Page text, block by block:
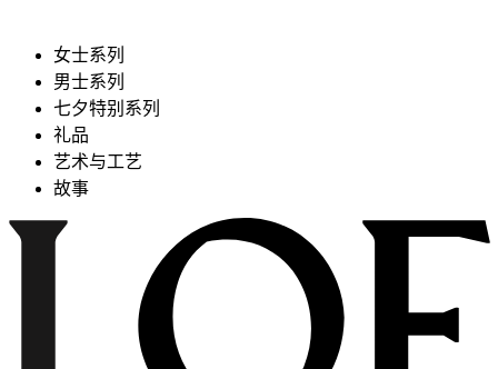
女士系列
男士系列
七夕特别系列
礼品
艺术与工艺
故事